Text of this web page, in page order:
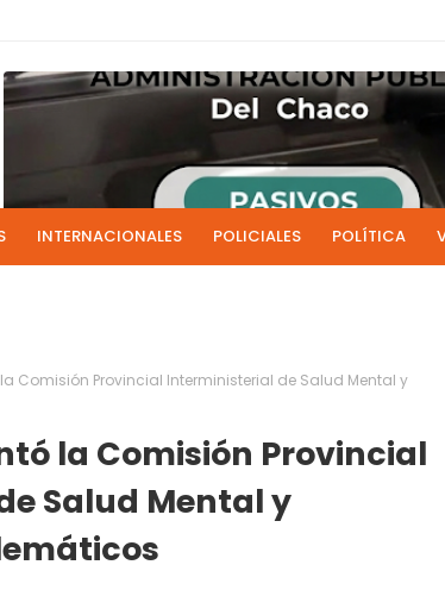
INTERNACIONALES POLICIALES POLÍTICA
la Comisión Provincial Interministerial de Salud Mental y
la Comisión Provincial
Salud Mental y